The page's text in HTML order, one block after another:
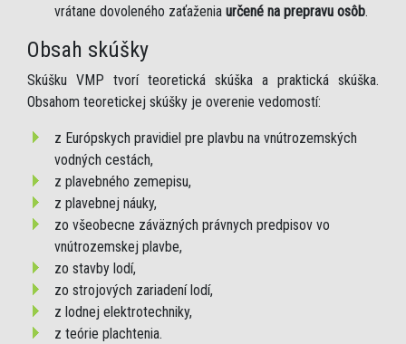
vrátane dovoleného zaťaženia určené na prepravu osôb.
Obsah skúšky
Skúšku VMP tvorí teoretická skúška a praktická skúška.
Obsahom teoretickej skúšky je overenie vedomostí:
z Európskych pravidiel pre plavbu na vnútrozemských
vodných cestách,
z plavebného zemepisu,
z plavebnej náuky,
zo všeobecne záväzných právnych predpisov vo
vnútrozemskej plavbe,
zo stavby lodí,
zo strojových zariadení lodí,
z lodnej elektrotechniky,
z teórie plachtenia.